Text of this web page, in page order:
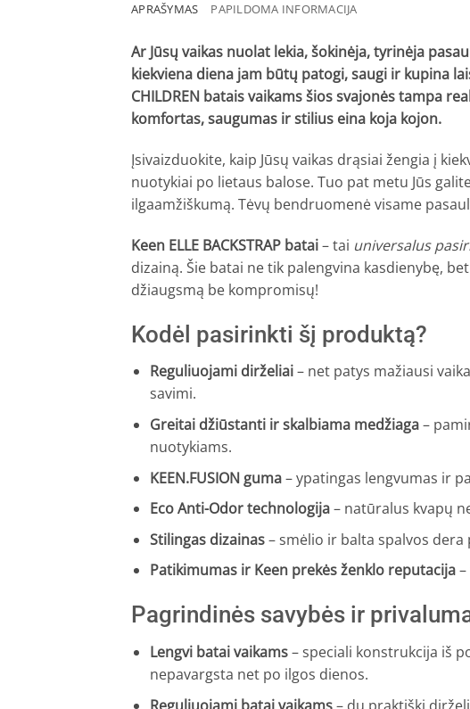
APRAŠYMAS PAPILDOMA INFORMACIJA
Ar Jūsų vaikas nuolat lekia, šokinėja, tyrinėja
kiekviena diena jam būtų patogi, saugi ir kupina
CHILDREN batais vaikams šios svajonės tampa
komfortas, saugumas ir stilius eina koja kojon.
Įsivaizduokite, kaip Jūsų vaikas drąsiai žengia į
nuotykiai po lietaus balose. Tuo pat metu Jūs
ilgaamžiškumą. Tėvų bendruomenė visame
Keen ELLE BACKSTRAP batai– tai universalus
dizainą. Šie batai ne tik palengvina kasdienybę,
džiaugsmą be kompromisų!
Kodėl pasirinkti šį produktą?
Reguliuojami dirželiai– net patys mažiausi
savimi.
Greitai džiūstanti ir skalbiama medžiaga–
nuotykiams.
KEEN.FUSION guma– ypatingas lengvumas ir
Eco Anti-Odor technologija– natūralus kvapų
Stilingas dizainas– smėlio ir balta spalvos
Patikimumas ir Keen prekės ženklo reputacija–
Pagrindinės savybės ir
Lengvi batai vaikams– speciali konstrukcija iš
nepavargsta net po ilgos dienos.
Reguliuojami batai vaikams– du praktiški